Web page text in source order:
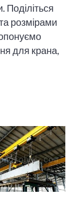
Поділіться
розмірами
для крана,